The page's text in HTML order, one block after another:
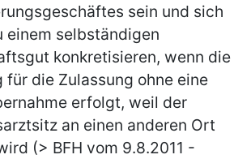
sein und sich
einem selbständigen
konkretisieren, wenn die
für die Zulassung ohne eine
erfolgt, weil der
an einen anderen Ort
(> BFH vom 9.8.2011 -